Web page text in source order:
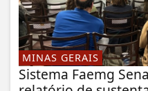
MINAS GERAIS
Sistema Faemg